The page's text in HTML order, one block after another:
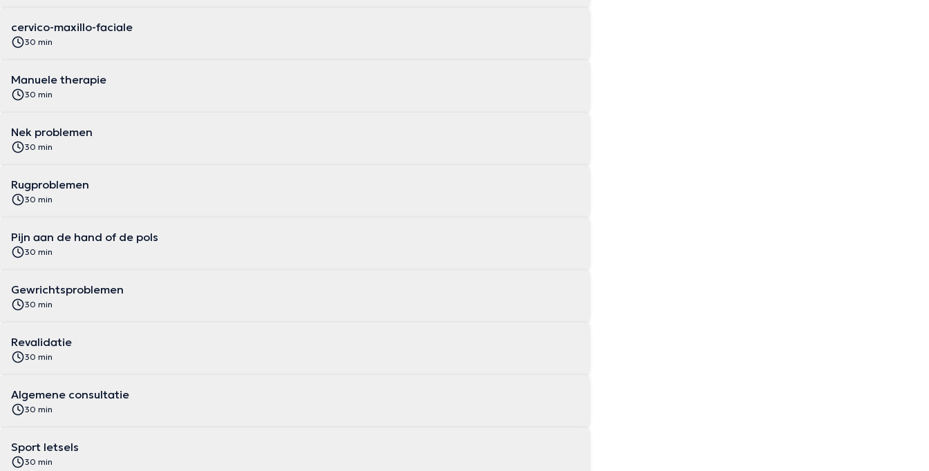
cervico-maxillo-faciale
30 min
Manuele therapie
30 min
Nek problemen
30 min
Rugproblemen
30 min
Pijn aan de hand of de pols
30 min
Gewrichtsproblemen
30 min
Revalidatie
30 min
Algemene consultatie
30 min
Sport letsels
30 min